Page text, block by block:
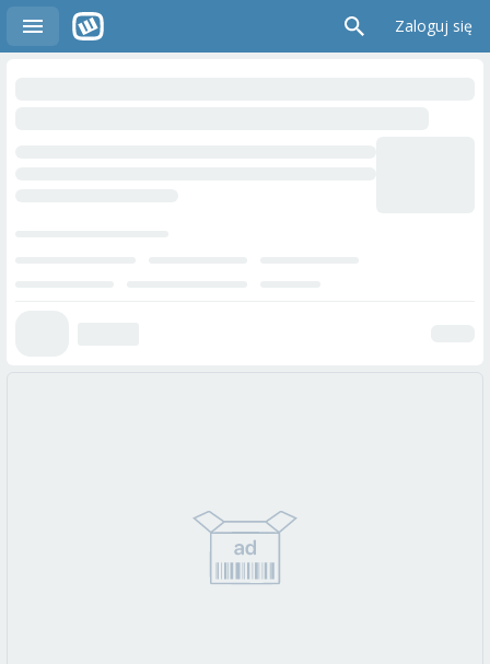
Zaloguj się